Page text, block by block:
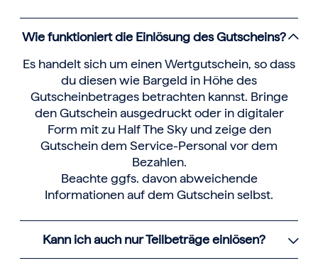
Wie funktioniert die Einlösung des Gutscheins?
Es handelt sich um einen Wertgutschein, so dass
du diesen wie Bargeld in Höhe des
Gutscheinbetrages betrachten kannst. Bringe
den Gutschein ausgedruckt oder in digitaler
Form mit zu Half The Sky und zeige den
Gutschein dem Service-Personal vor dem
Bezahlen.
Beachte ggfs. davon abweichende
Informationen auf dem Gutschein selbst.
Kann ich auch nur Teilbeträge einlösen?